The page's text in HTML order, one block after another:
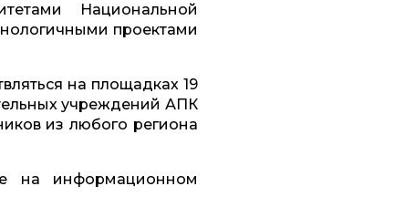
Национальной
проектами
на площадках 19
учреждений АПК
из любого региона
на информационном